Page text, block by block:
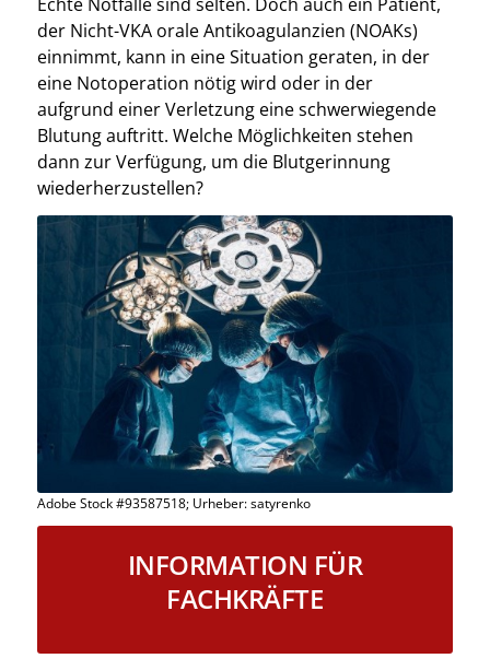
der Nicht-VKA orale Antikoagulanzien (NOAKs)
einnimmt, kann in eine Situation geraten, in der
eine Notoperation nötig wird oder in der
aufgrund einer Verletzung eine schwerwiegende
Blutung auftritt. Welche Möglichkeiten stehen
dann zur Verfügung, um die Blutgerinnung
wiederherzustellen?
Adobe Stock #93587518; Urheber: satyrenko
INFORMATION FÜR
FACHKRÄFTE